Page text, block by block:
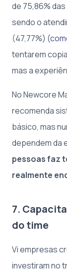
de 75,86%
sendo o
(47,77%) (
tentarem
mas a
No Newcore
recomenda
básico, mas
dependem da
pessoas faz
realmente
7.
do time
Vi empresas
investiram no